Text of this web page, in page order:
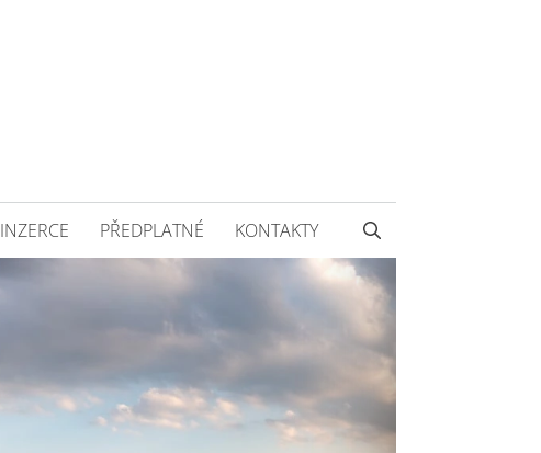
INZERCE PŘEDPLATNÉ KONTAKTY